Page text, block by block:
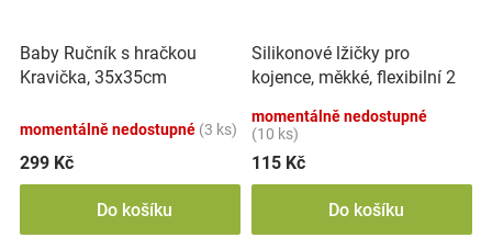
Baby Ručník s hračkou
Kravička, 35x35cm
momentálně nedostupné (3 ks)
299 Kč
Do košíku
Silikonové lžičky pro
kojence, měkké, flexibilní 2
momentálně nedostupné
(10 ks)
115 Kč
Do košíku